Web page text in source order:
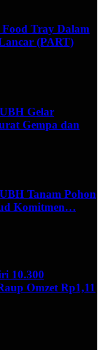
Tray Dalam
(PART)
Gelar
Gempa dan
Tanam Pohon
Komitmen…
10.300
Omzet Rp1,11